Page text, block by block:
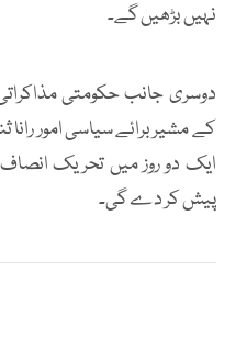
نہیں بڑھیں گے۔
دوسری جانب حکومتی
کے مشیر برائے سیاسی امور رانا
ایک دو روز میں تحریک
پیش کر دے گی۔